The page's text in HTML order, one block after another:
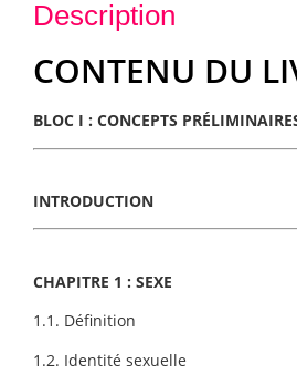
Description
CONTENU DU
BLOC I : CONCEPTS
INTRODUCTION
CHAPITRE 1 : SEXE
1.1. Définition
1.2. Identité sexuelle